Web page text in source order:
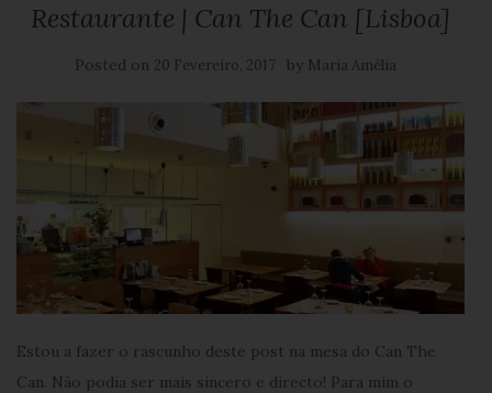
Restaurante | Can The Can [Lisboa]
Posted on 20 Fevereiro, 2017 by Maria Amélia
Estou a fazer o rascunho deste post na mesa do Can The
Can. Não podia ser mais sincero e directo! Para mim o